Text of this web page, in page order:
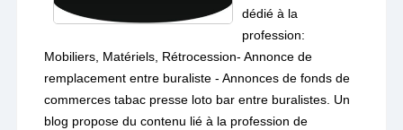
dédié à la
profession:
Mobiliers, Matériels, Rétrocession- Annonce de
remplacement entre buraliste - Annonces de fonds de
commerces tabac presse loto bar entre buralistes. Un
blog propose du contenu lié à la profession de